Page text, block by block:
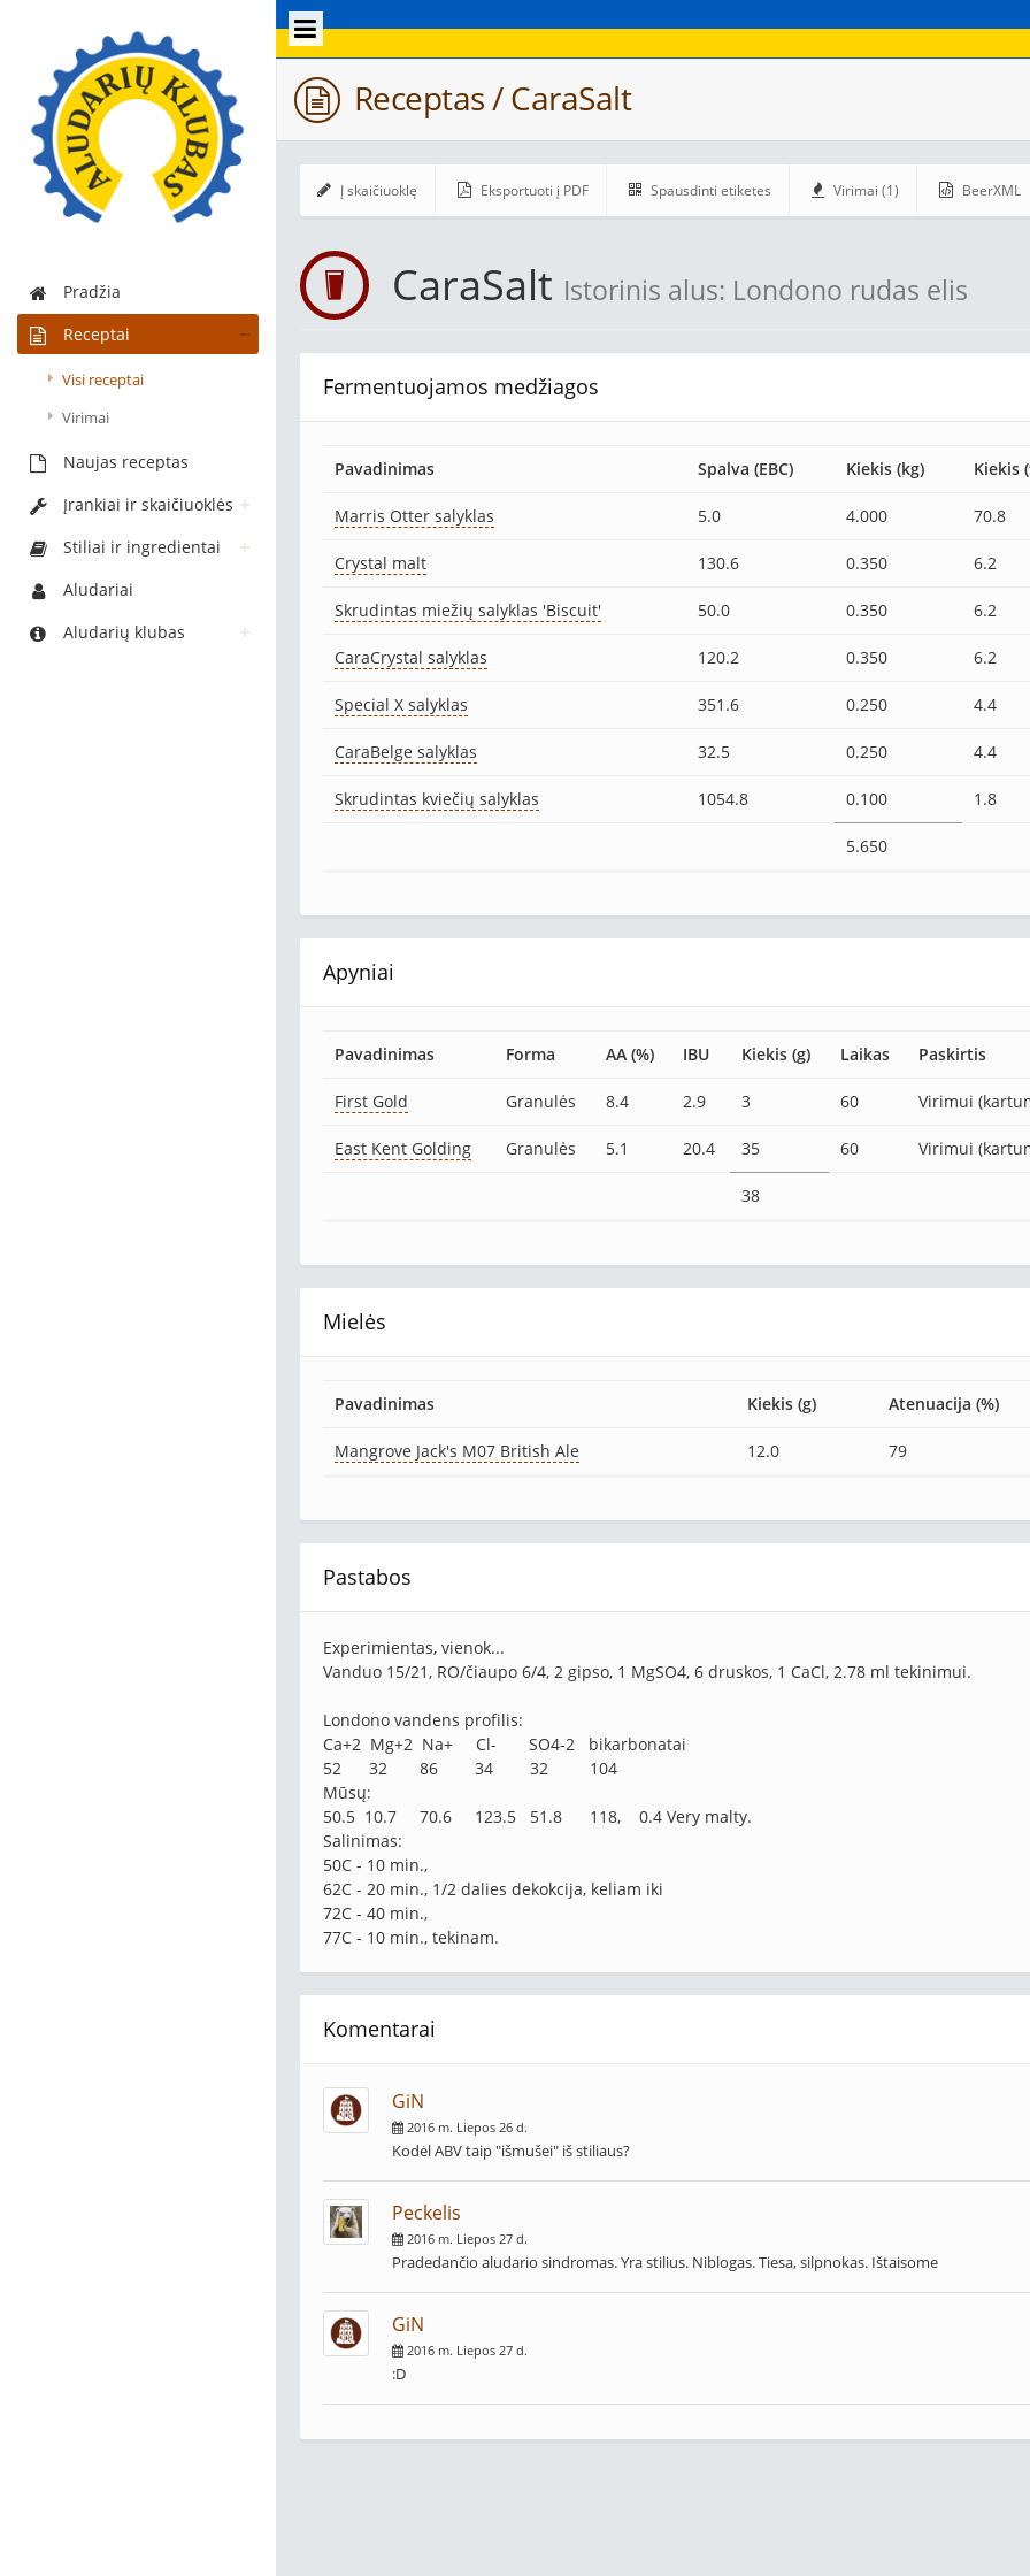
Pradžia
Receptai
Visi receptai
Virimai
Naujas receptas
Įrankiai ir skaičiuoklės
Stiliai ir ingredientai
Aludariai
Aludarių klubas
Receptas / CaraSalt
Į skaičiuoklę Eksportuoti į PDF Spausdinti etiketes Virimai (1) BeerXML
CaraSalt Istorinis alus: Londono rudas elis
Fermentuojamos medžiagos
Pavadinimas Spalva (EBC) Kiekis (kg) Kiekis
Marris Otter salyklas 5.0 4.000 70.8
Crystal malt 130.6 0.350 6.2
Skrudintas miežių salyklas 'Biscuit' 50.0 0.350 6.2
CaraCrystal salyklas 120.2 0.350 6.2
Special X salyklas 351.6 0.250 4.4
CaraBelge salyklas 32.5 0.250 4.4
Skrudintas kviečių salyklas 1054.8 0.100 1.8
5.650
Apyniai
Pavadinimas Forma AA (%) IBU Kiekis (g) Laikas Paskirtis
First Gold Granulės 8.4 2.9 3 60 Virimui
East Kent Golding Granulės 5.1 20.4 35 60 Virimui
38
Mielės
Pavadinimas Kiekis (g) Atenuacija (%)
Mangrove Jack's M07 British Ale 12.0 79
Pastabos
Experimientas, vienok...
Vanduo 15/21, RO/čiaupo 6/4, 2 gipso, 1 MgSO4, 6 druskos, 1 CaCl, 2.78 ml tekinimui.
Londono vandens profilis:
Ca+2 Mg+2 Na+ Cl- SO4-2 bikarbonatai
52 32 86 34 32 104
Mūsų:
50.5 10.7 70.6 123.5 51.8 118, 0.4 Very malty.
Salinimas:
50C - 10 min.,
62C - 20 min., 1/2 dalies dekokcija, keliam iki
72C - 40 min.,
77C - 10 min., tekinam.
Komentarai
GiN
2016 m. Liepos 26 d.
Kodėl ABV taip "išmušei" iš stiliaus?
Peckelis
2016 m. Liepos 27 d.
Pradedančio aludario sindromas. Yra stilius. Niblogas. Tiesa, silpnokas. Ištaisome
GiN
2016 m. Liepos 27 d.
:D